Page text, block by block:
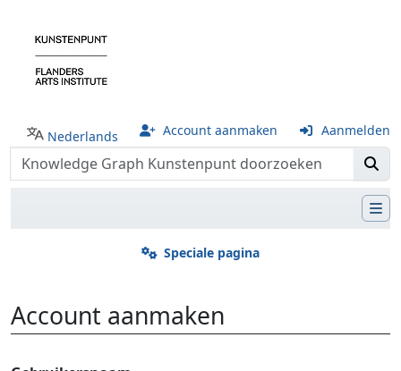
Nederlands Account aanmaken Aanmelden
Speciale pagina
Account aanmaken